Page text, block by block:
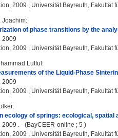
2009 , Universität Bayreuth, Fakultät
Joachim:
of phase transitions by the
2009
2009 , Universität Bayreuth, Fakultät
Lutful :
of the Liquid-Phase
2009
2009 , Universität Bayreuth, Fakultät
:
ecology of springs: ecological, spatial
2009 . - (BayCEER-online ; 5 )
2009 , Universität Bayreuth, Fakultät